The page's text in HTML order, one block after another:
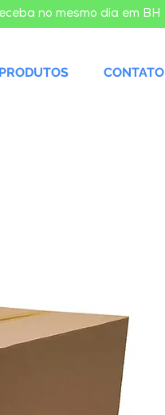
PRODUTOS CONTATO